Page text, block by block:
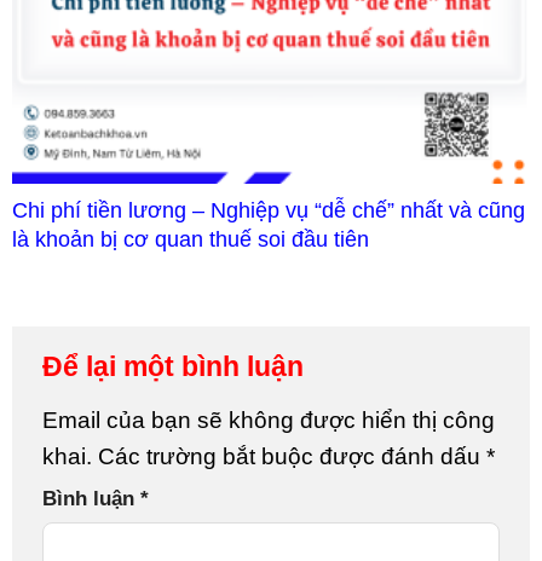
Chi phí tiền lương – Nghiệp vụ “dễ chế” nhất và cũng
là khoản bị cơ quan thuế soi đầu tiên
Để lại một bình luận
Email của bạn sẽ không được hiển thị công
khai. Các trường bắt buộc được đánh dấu *
Bình luận *